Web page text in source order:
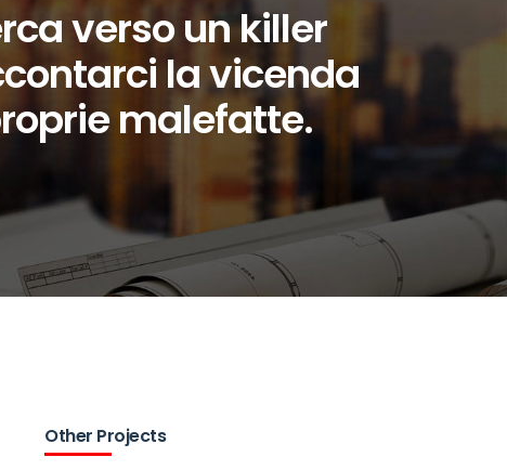
verso un killer
la vicenda
malefatte.
Other Projects